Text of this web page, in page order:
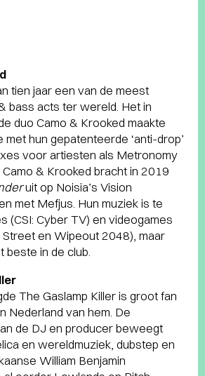
tien jaar een van de meest
bass acts ter wereld. Het in
duo Camo & Krooked maakte
hun gepatenteerde ‘anti-drop’
voor artiesten als Metronomy
& Krooked bracht in 2019
uit op Noisia’s Vision
met Mefjus. Hun muziek is te
(CSI: Cyber TV) en videogames
Street en Wipeout 2048), maar
beste in de club.
The Gaslamp Killer is groot fan
Nederland van hem. De
de DJ en producer beweegt
en wereldmuziek, dubstep en
William Benjamin